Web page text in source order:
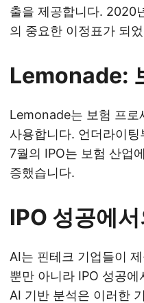
출을 제공합니다. 2020
의 중요한 이정표가 되
Lemonade:
Lemonade는 보험 프로
사용합니다. 언더라이
7월의 IPO는 보험 산업
증했습니다.
IPO 성공에
AI는 핀테크 기업들이
뿐만 아니라 IPO 성공
AI 기반 분석은 이러한